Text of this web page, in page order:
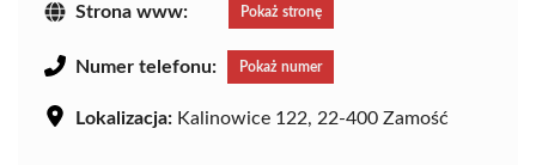
Strona www: Pokaż stronę
Numer telefonu: Pokaż numer
Lokalizacja: Kalinowice 122, 22-400 Zamość